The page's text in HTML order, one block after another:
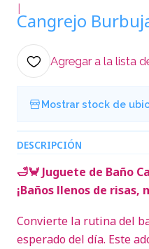
|
Cangrejo
Agregar a la lista
Mostrar stock de
DESCRIPCIÓN
🛁🦀 Juguete de Baño
¡Baños llenos de risas,
Convierte la rutina del
esperado del día. Este